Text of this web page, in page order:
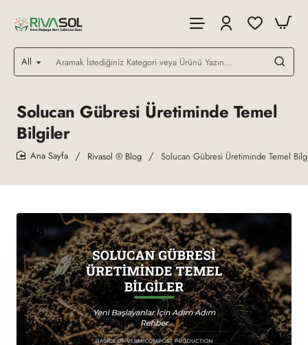
All
Aramak
İstediğiniz
veya
Ürünü
Yazın...
Solucan Gübresi Üretiminde Temel
Bilgiler
Rivasol ® Blog Solucan Gübresi Üretiminde Temel
18